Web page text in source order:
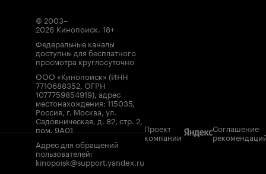
© 2003–
2026 Кинопоиск. 18+
Федеральные каналы
доступны для бесплатного
просмотра круглосуточно
ООО «Кинопоиск» (ИНН
7710688352, ОГРН
1077759854919), адрес
местонахождения: 115035,
Россия, г. Москва, ул.
Садовническая, д. 82, стр. 2,
пом. 9А01
Адрес для обращений
пользователей:
kinopoisk@support.yandex.ru
Проект
компании
Соглашение